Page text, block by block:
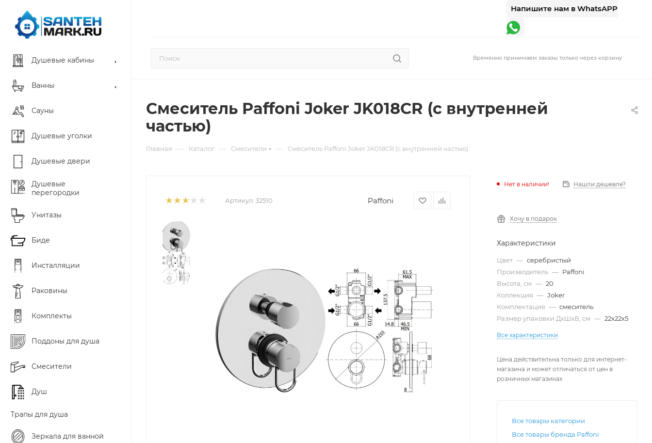
Напишите нам в WhatsAPP
Временно принимаем заказы только через корзину
Душевые кабины
Ванны
Сауны
Душевые уголки
Душевые двери
Душевые
перегородки
Унитазы
Биде
Инсталляции
Раковины
Комплекты
Поддоны для душа
Смесители
Душ
Трапы для душа
Зеркала для ванной
Смеситель Paffoni Joker JK018CR (с внутренней
частью)
Главная — Каталог — Смесители — Смеситель Paffoni Joker JK018CR (с внутренней частью)
Артикул: 32510 Paffoni
Нет в наличии! Нашли дешевле?
Хочу в подарок
Характеристики
Цвет — серебристый
Производитель — Paffoni
Высота, см — 20
Коллекция — Joker
Комплектация — смеситель
Размер упаковки ДxШxВ, см — 22x22x5
Все характеристики
Цена действительна только для интернет-
магазина и может отличаться от цен в
розничных магазинах
Все товары категории
Все товары бренда Paffoni